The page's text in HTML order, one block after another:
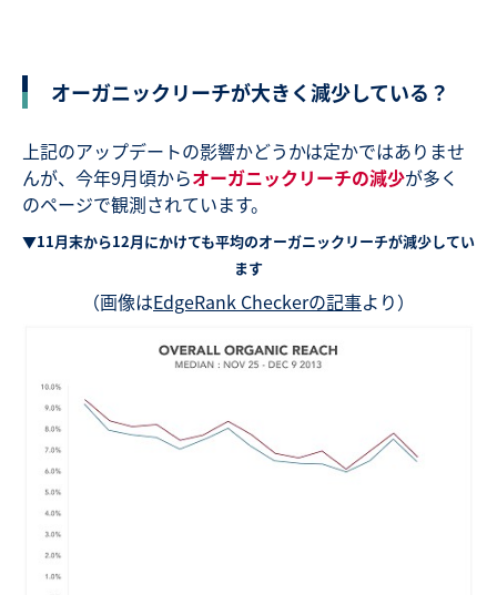
オーガニックリーチが大きく減少している？
上記のアップデートの影響かどうかは定かではありませ
んが、今年9月頃からオーガニックリーチの減少が多く
のページで観測されています。
▼11月末から12月にかけても平均のオーガニックリーチが減少してい
ます
（画像はEdgeRank Checkerの記事より）